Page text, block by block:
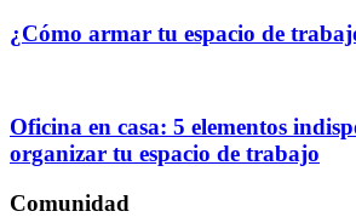
¿Cómo armar tu espacio de
Oficina en casa: 5 elementos
organizar tu espacio de trabajo
Comunidad